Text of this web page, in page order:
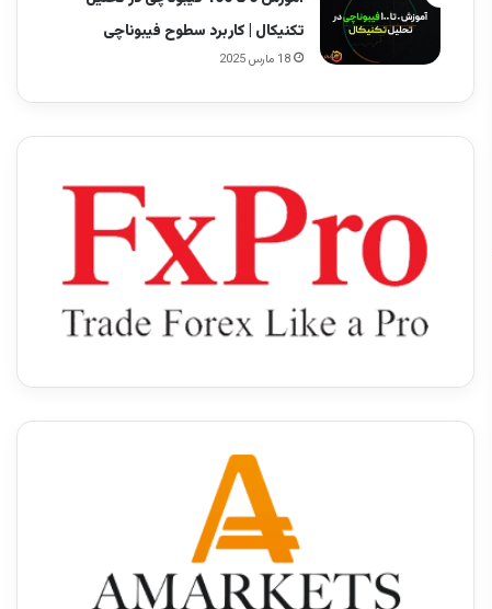
تکنیکال | کاربرد سطوح فیبوناچی
18 مارس 2025